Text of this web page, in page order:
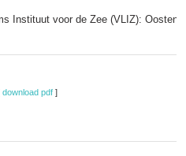
Instituut voor de Zee (VLIZ):
download pdf ]